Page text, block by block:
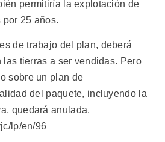
permitiría la explotación de
por 25 años.
de trabajo del plan, deberá
las tierras a ser vendidas. Pero
sobre un plan de
del paquete, incluyendo la
quedará anulada.
lp/en/96